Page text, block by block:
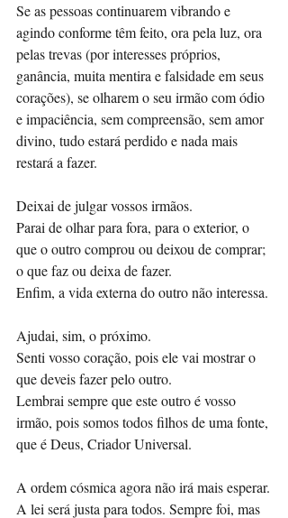
Se as pessoas continuarem vibrando e
agindo conforme têm feito, ora pela luz, ora
pelas trevas (por interesses próprios,
ganância, muita mentira e falsidade em seus
corações), se olharem o seu irmão com ódio
e impaciência, sem compreensão, sem amor
divino, tudo estará perdido e nada mais
restará a fazer.
Deixai de julgar vossos irmãos.
Parai de olhar para fora, para o exterior, o
que o outro comprou ou deixou de comprar;
o que faz ou deixa de fazer.
Enfim, a vida externa do outro não interessa.
Ajudai, sim, o próximo.
Senti vosso coração, pois ele vai mostrar o
que deveis fazer pelo outro.
Lembrai sempre que este outro é vosso
irmão, pois somos todos filhos de uma fonte,
que é Deus, Criador Universal.
A ordem cósmica agora não irá mais esperar.
A lei será justa para todos. Sempre foi, mas